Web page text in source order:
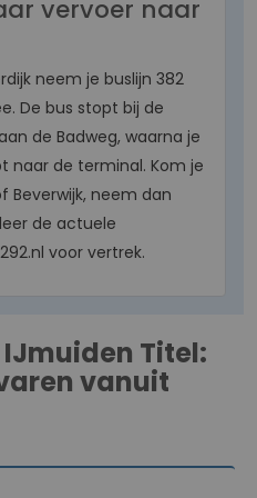
vervoer naar
neem je buslijn 382
De bus stopt bij de
de Badweg, waarna je
naar de terminal. Kom je
Beverwijk, neem dan
de actuele
voor vertrek.
Titel:
vanuit